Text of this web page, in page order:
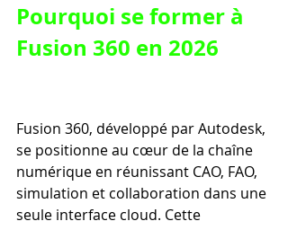
Pourquoi se former à
Fusion 360 en 2026
Fusion 360, développé par Autodesk,
se positionne au cœur de la chaîne
numérique en réunissant CAO, FAO,
simulation et collaboration dans une
seule interface cloud. Cette